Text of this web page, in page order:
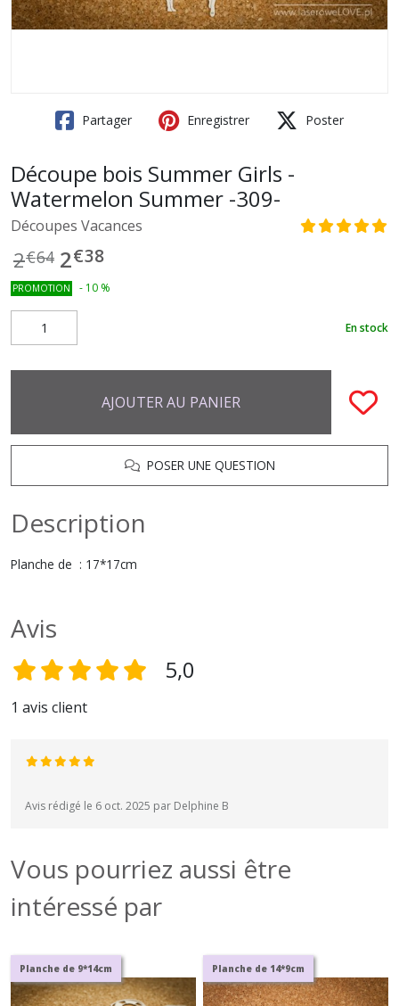
Partager Enregistrer Poster
Découpe bois Summer Girls -
Watermelon Summer -309-
Découpes Vacances
2€64 2€38
PROMOTION - 10 %
En stock
AJOUTER AU PANIER
POSER UNE QUESTION
Description
Planche de : 17*17cm
Avis
5,0
1 avis client
Avis rédigé le 6 oct. 2025 par Delphine B
Vous pourriez aussi être
intéressé par
Planche de 9*14cm Planche de 14*9cm